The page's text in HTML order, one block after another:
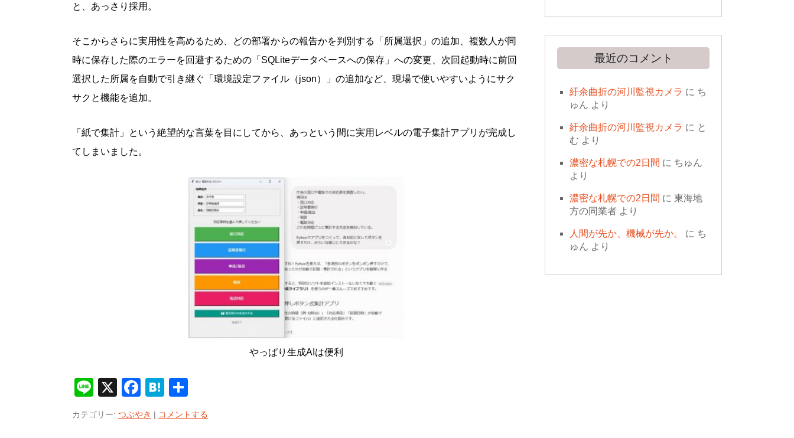
と、あっさり採用。
そこからさらに実用性を高めるため、どの部署からの報告かを判別する「所属選択」の追加、複数人が同
時に保存した際のエラーを回避するための「SQLiteデータベースへの保存」への変更、次回起動時に前回
選択した所属を自動で引き継ぐ「環境設定ファイル（json）」の追加など、現場で使いやすいようにサク
サクと機能を追加。
「紙で集計」という絶望的な言葉を目にしてから、あっという間に実用レベルの電子集計アプリが完成し
てしまいました。
やっぱり生成AIは便利
Line
X Facebook
Hatena
有
カテゴリー: つぶやき | コメントする
最近のコメント
紆余曲折の河川監視カメラ に ち
ゅん より
紆余曲折の河川監視カメラ に と
む より
濃密な札幌での2日間 に ちゅん
より
濃密な札幌での2日間 に 東海地
方の同業者より
人間が先か、機械が先か。 に ち
ゅん より